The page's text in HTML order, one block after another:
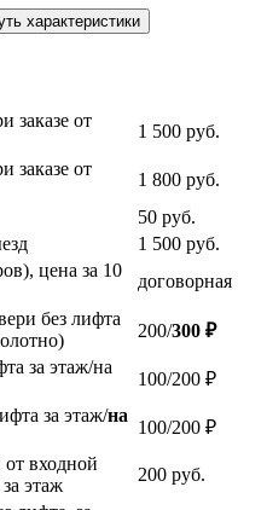
характеристики
заказе от
1 500 руб.
заказе от
1 800 руб.
50 руб.
1 500 руб.
цена за 10
договорная
без лифта
200/300 ₽
за этаж/на
100/200 ₽
за этаж/на
100/200 ₽
входной
этаж
200 руб.